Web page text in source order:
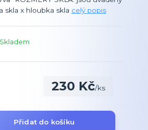
skla x hloubka skla celý popis
Skladem
230 Kč/ks
Přidat do košíku